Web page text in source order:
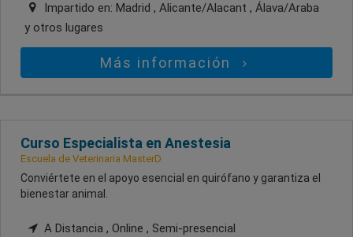
Impartido en: Madrid , Alicante/Alacant , Álava/Araba
y otros lugares
Más información
Curso Especialista en Anestesia
Escuela de Veterinaria MasterD
Conviértete en el apoyo esencial en quirófano y garantiza el
bienestar animal.
A Distancia , Online , Semi-presencial